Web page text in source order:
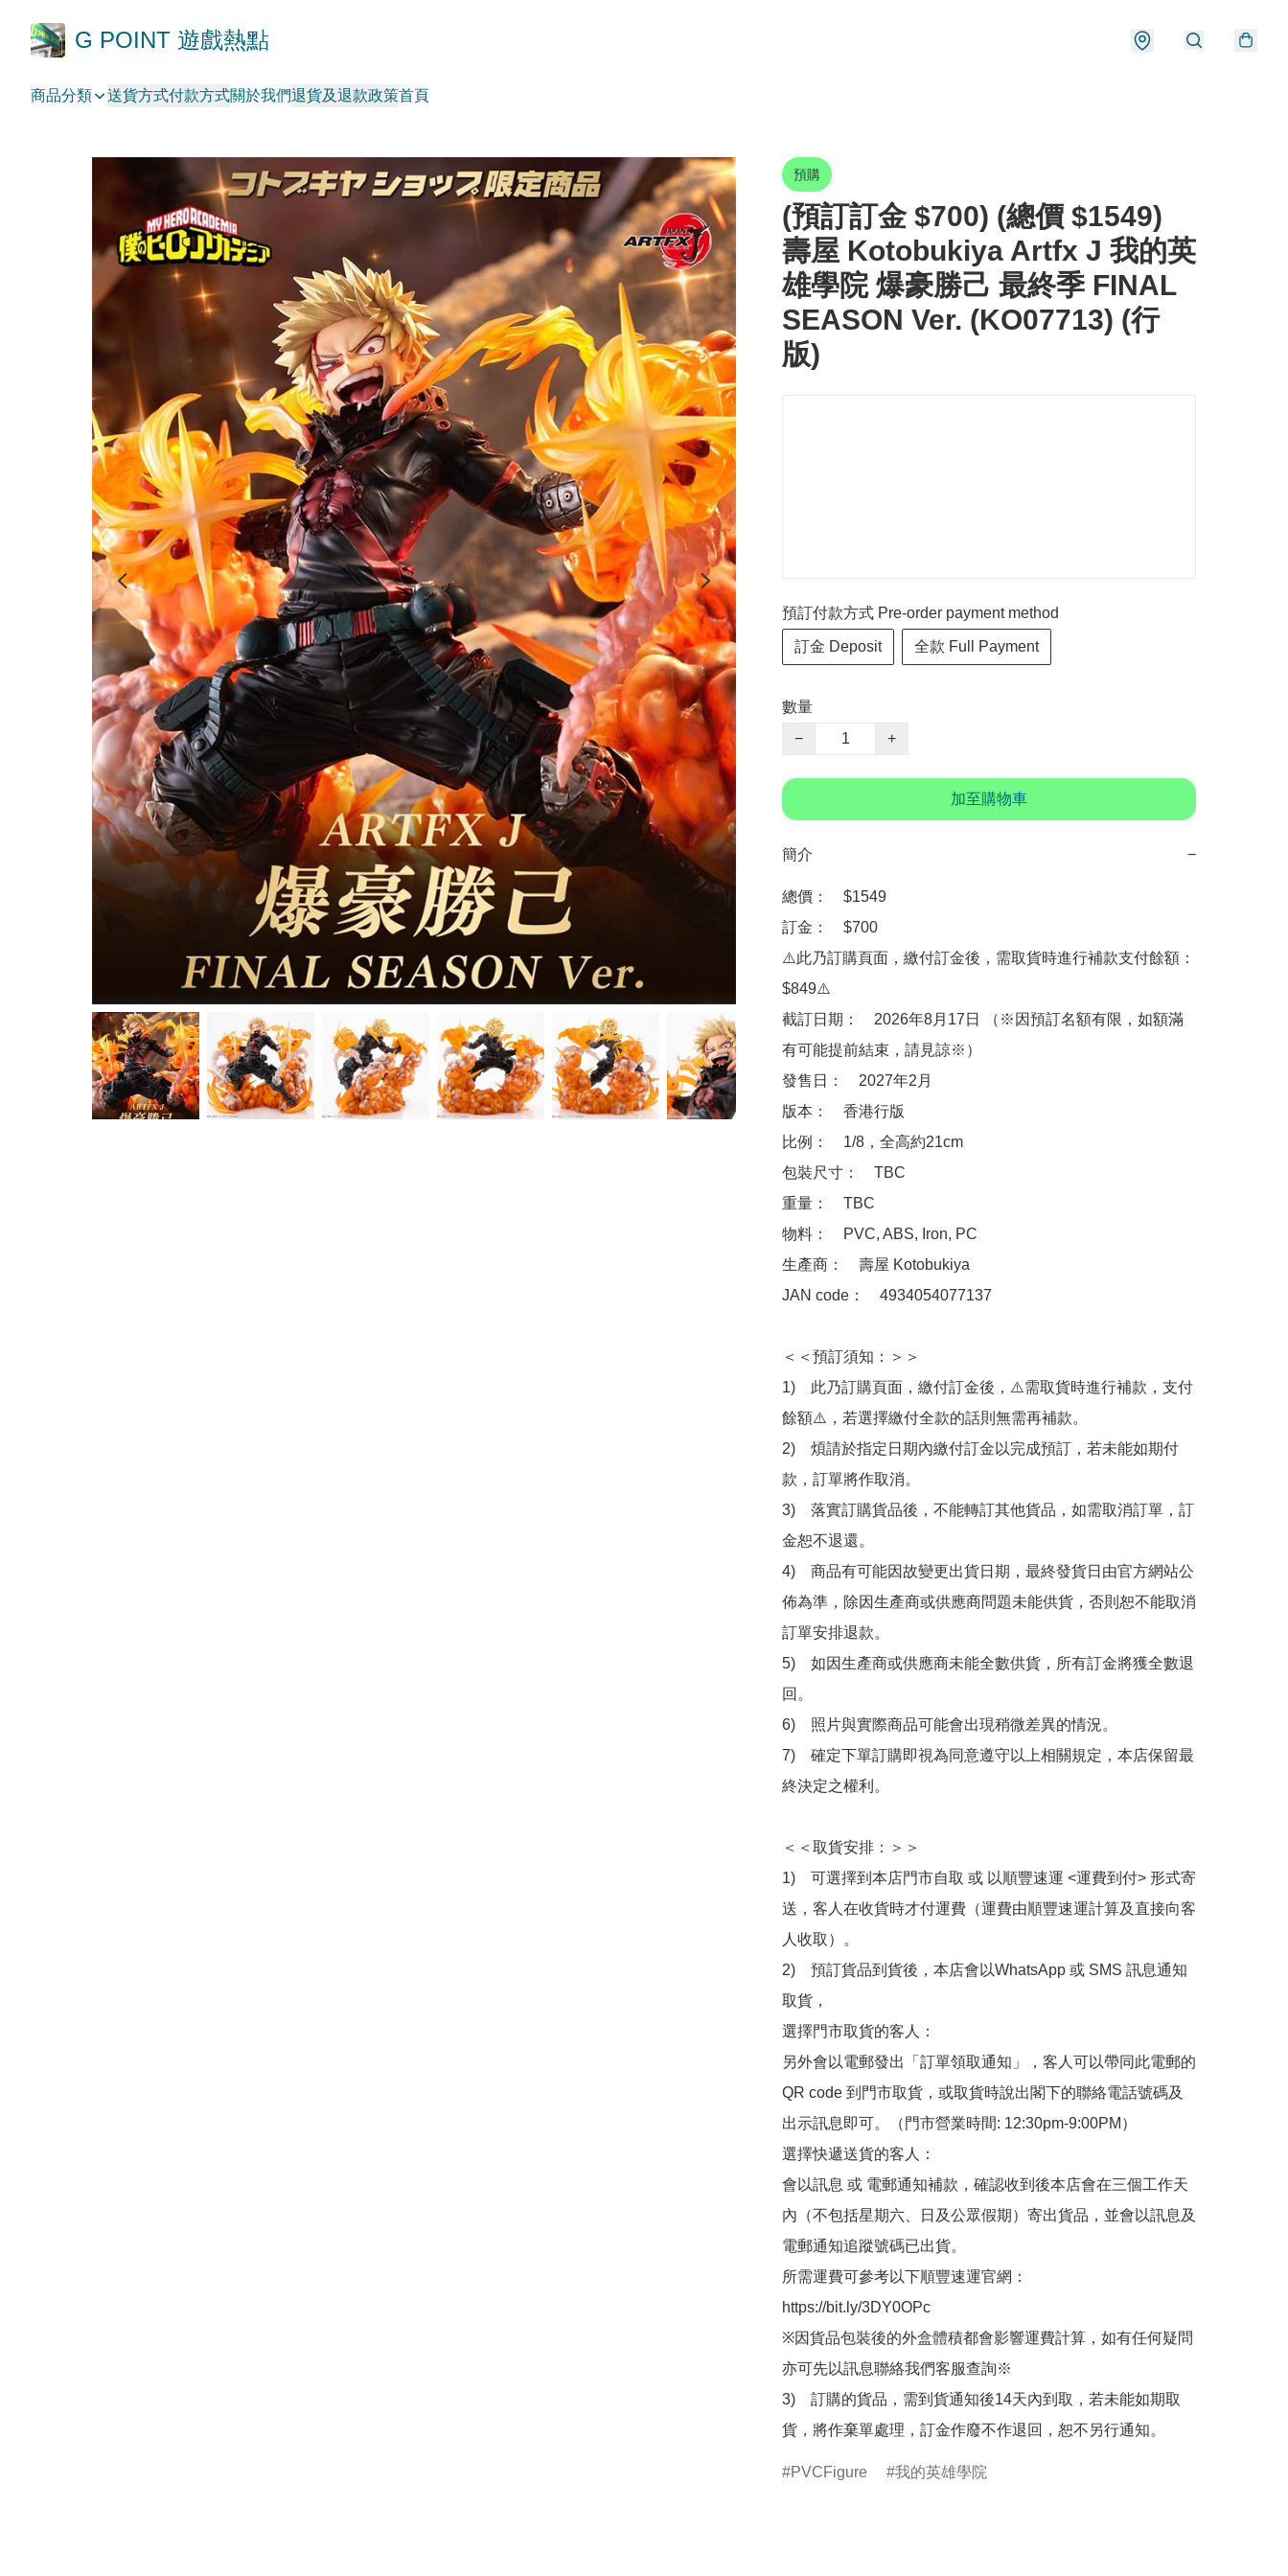
G POINT 遊戲熱點
商品分類 送貨方式付款方式關於我們退貨及退款政策首頁
預購
(預訂訂金 $700) (總價 $1549)
壽屋 Kotobukiya Artfx J 我的英
雄學院 爆豪勝己 最終季 FINAL
SEASON Ver. (KO07713) (行
版)
預訂付款方式 Pre-order payment method
訂金 Deposit 全款 Full Payment
數量
−
+
加至購物車
簡介 −
總價：　$1549
訂金：　$700
⚠️此乃訂購頁面，繳付訂金後，需取貨時進行補款支付餘額：
$849⚠️
截訂日期：　2026年8月17日 （※因預訂名額有限，如額滿
有可能提前結束，請見諒※）
發售日：　2027年2月
版本：　香港行版
比例：　1/8，全高約21cm
包裝尺寸：　TBC
重量：　TBC
物料：　PVC, ABS, Iron, PC
生產商：　壽屋 Kotobukiya
JAN code：　4934054077137
＜＜預訂須知：＞＞
1)　此乃訂購頁面，繳付訂金後，⚠️需取貨時進行補款，支付
餘額⚠️，若選擇繳付全款的話則無需再補款。
2)　煩請於指定日期內繳付訂金以完成預訂，若未能如期付
款，訂單將作取消。
3)　落實訂購貨品後，不能轉訂其他貨品，如需取消訂單，訂
金恕不退還。
4)　商品有可能因故變更出貨日期，最終發貨日由官方網站公
佈為準，除因生產商或供應商問題未能供貨，否則恕不能取消
訂單安排退款。
5)　如因生產商或供應商未能全數供貨，所有訂金將獲全數退
回。
6)　照片與實際商品可能會出現稍微差異的情況。
7)　確定下單訂購即視為同意遵守以上相關規定，本店保留最
終決定之權利。
＜＜取貨安排：＞＞
1)　可選擇到本店門市自取 或 以順豐速運 <運費到付> 形式寄
送，客人在收貨時才付運費（運費由順豐速運計算及直接向客
人收取）。
2)　預訂貨品到貨後，本店會以WhatsApp 或 SMS 訊息通知
取貨，
選擇門市取貨的客人：
另外會以電郵發出「訂單領取通知」，客人可以帶同此電郵的
QR code 到門市取貨，或取貨時說出閣下的聯絡電話號碼及
出示訊息即可。（門市營業時間: 12:30pm-9:00PM）
選擇快遞送貨的客人：
會以訊息 或 電郵通知補款，確認收到後本店會在三個工作天
內（不包括星期六、日及公眾假期）寄出貨品，並會以訊息及
電郵通知追蹤號碼已出貨。
所需運費可參考以下順豐速運官網：
https://bit.ly/3DY0OPc
※因貨品包裝後的外盒體積都會影響運費計算，如有任何疑問
亦可先以訊息聯絡我們客服查詢※
3)　訂購的貨品，需到貨通知後14天內到取，若未能如期取
貨，將作棄單處理，訂金作廢不作退回，恕不另行通知。
PVCFigure 我的英雄學院